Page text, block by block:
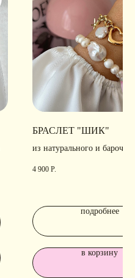
БРАСЛЕТ "ШИК"
из натурального и
4 900 Р.
подробнее
в корзину